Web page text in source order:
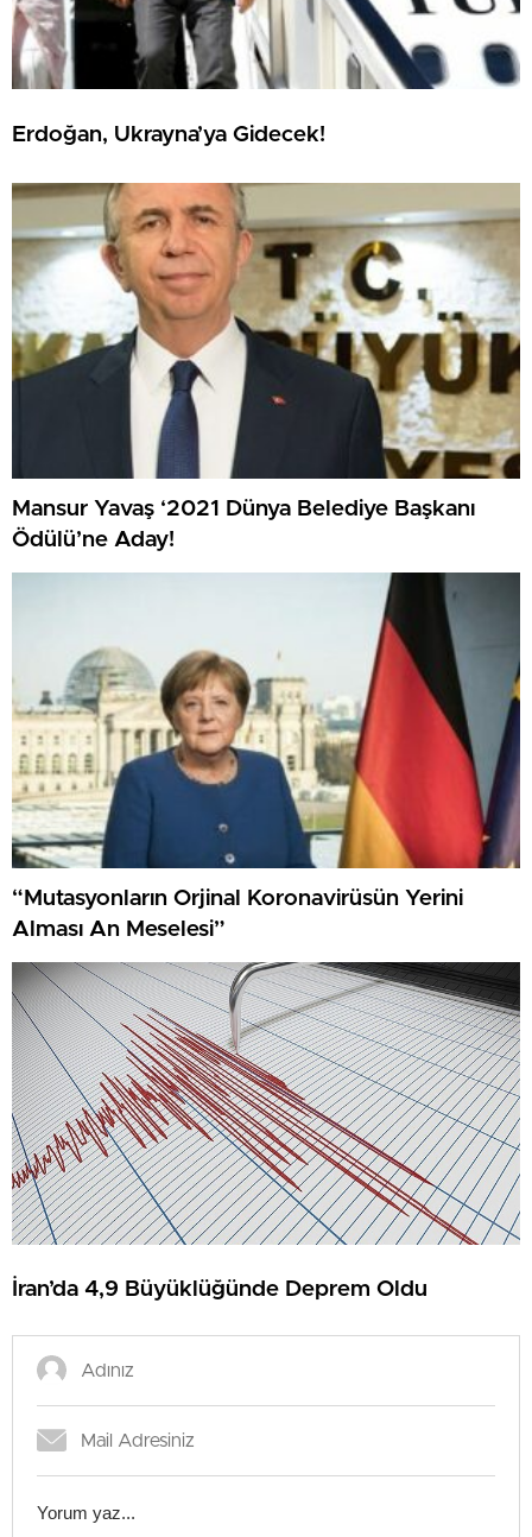
Erdoğan, Ukrayna’ya Gidecek!
Mansur Yavaş ‘2021 Dünya Belediye Başkanı
Ödülü’ne Aday!
“Mutasyonların Orjinal Koronavirüsün Yerini
Alması An Meselesi”
İran’da 4,9 Büyüklüğünde Deprem Oldu